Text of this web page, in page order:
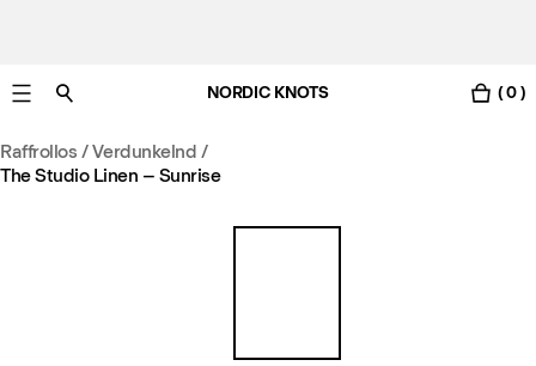
NORDIC KNOTS ( 0 )
Raffrollos / Verdunkelnd /
The Studio Linen – Sunrise